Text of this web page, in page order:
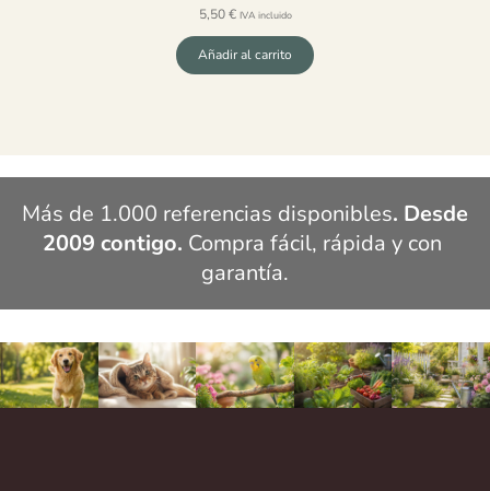
5,50€ IVA incluido
Añadir al carrito
Más de 1.000 referencias disponibles. Desde
2009 contigo. Compra fácil, rápida y con
garantía.